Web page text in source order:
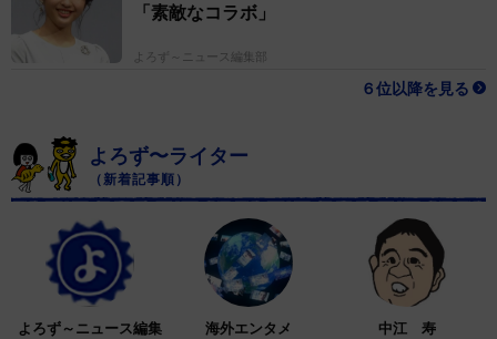
「素敵なコラボ」
よろず～ニュース編集部
６位以降を見る
よろず〜ライター
（新着記事順）
よろず～ニュース編集
海外エンタメ 中江 寿